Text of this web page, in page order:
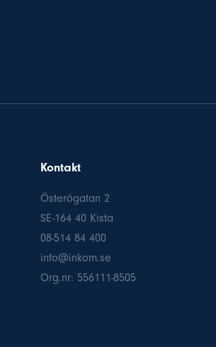
Kontakt
Österögatan 2
SE-164 40 Kista
08-514 84 400
info@inkom.se
Org.nr: 556111-8505